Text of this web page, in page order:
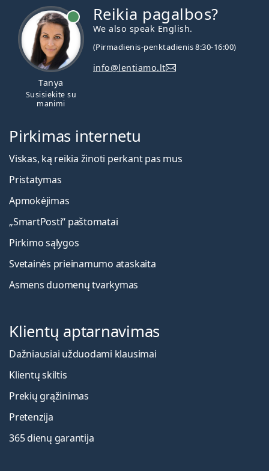
Tanya
Susisiekite su
manimi
Reikia pagalbos?
We also speak English.
(Pirmadienis-penktadienis 8:30-16:00)
info@lentiamo.lt
Pirkimas internetu
Viskas, ką reikia žinoti perkant pas mus
Pristatymas
Apmokėjimas
„SmartPosti“ paštomatai
Pirkimo sąlygos
Svetainės prieinamumo ataskaita
Asmens duomenų tvarkymas
Klientų aptarnavimas
Dažniausiai užduodami klausimai
Klientų skiltis
Prekių grąžinimas
Pretenzija
365 dienų garantija